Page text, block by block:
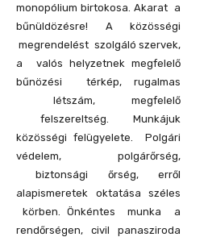
monopólium birtokosa. Akarat a
bűnüldözésre! A közösségi
megrendelést szolgáló szervek,
a valós helyzetnek megfelelő
bűnözési térkép, rugalmas
létszám, megfelelő
felszereltség. Munkájuk
közösségi felügyelete. Polgári
védelem, polgárőrség,
biztonsági őrség, erről
alapismeretek oktatása széles
körben. Önkéntes munka a
rendőrségen, civil panasziroda